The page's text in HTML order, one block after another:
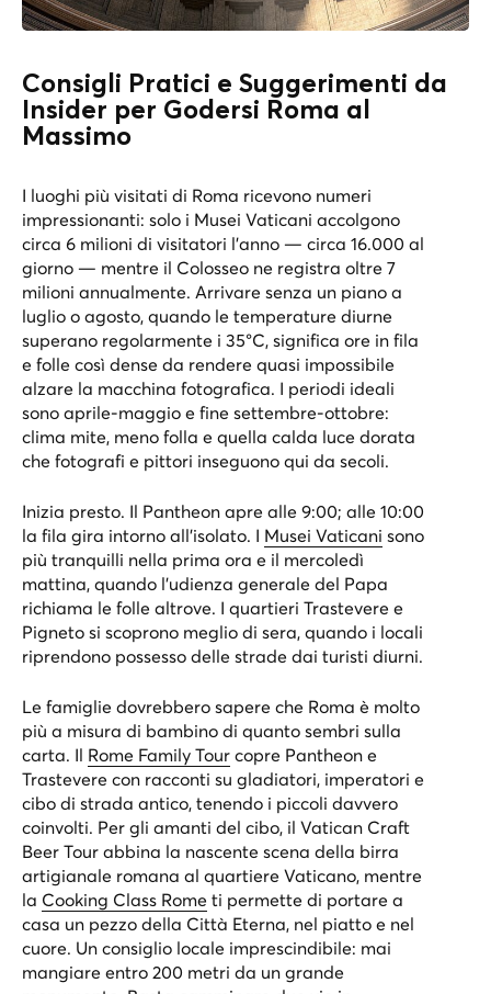
Consigli Pratici e Suggerimenti da
Insider per Godersi Roma al
Massimo
I luoghi più visitati di Roma ricevono numeri
impressionanti: solo i Musei Vaticani accolgono
circa 6 milioni di visitatori l’anno — circa 16.000 al
giorno — mentre il Colosseo ne registra oltre 7
milioni annualmente. Arrivare senza un piano a
luglio o agosto, quando le temperature diurne
superano regolarmente i 35°C, significa ore in fila
e folle così dense da rendere quasi impossibile
alzare la macchina fotografica. I periodi ideali
sono aprile-maggio e fine settembre-ottobre:
clima mite, meno folla e quella calda luce dorata
che fotografi e pittori inseguono qui da secoli.
Inizia presto. Il Pantheon apre alle 9:00; alle 10:00
la fila gira intorno all’isolato. I Musei Vaticani sono
più tranquilli nella prima ora e il mercoledì
mattina, quando l’udienza generale del Papa
richiama le folle altrove. I quartieri Trastevere e
Pigneto si scoprono meglio di sera, quando i locali
riprendono possesso delle strade dai turisti diurni.
Le famiglie dovrebbero sapere che Roma è molto
più a misura di bambino di quanto sembri sulla
carta. Il Rome Family Tour copre Pantheon e
Trastevere con racconti su gladiatori, imperatori e
cibo di strada antico, tenendo i piccoli davvero
coinvolti. Per gli amanti del cibo, il Vatican Craft
Beer Tour abbina la nascente scena della birra
artigianale romana al quartiere Vaticano, mentre
la Cooking Class Rome ti permette di portare a
casa un pezzo della Città Eterna, nel piatto e nel
cuore. Un consiglio locale imprescindibile: mai
mangiare entro 200 metri da un grande